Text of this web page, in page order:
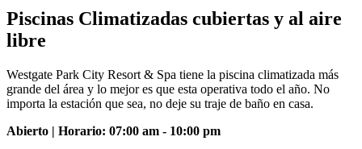
Piscinas Climatizadas cubiertas y al aire
libre
Westgate Park City Resort & Spa tiene la piscina climatizada más
grande del área y lo mejor es que esta operativa todo el año. No
importa la estación que sea, no deje su traje de baño en casa.
Abierto | Horario: 07:00 am - 10:00 pm